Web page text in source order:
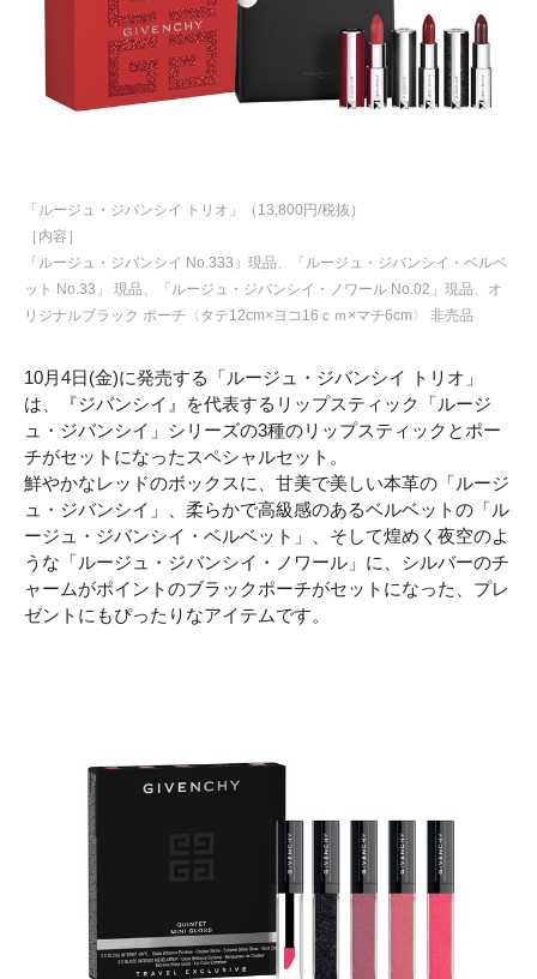
「ルージュ・ジバンシイ トリオ」（13,800円/税抜）
［内容］
「ルージュ・ジバンシイ No.333」現品、「ルージュ・ジバンシイ・ベルベ
ット No.33」 現品、「ルージュ・ジバンシイ・ノワール No.02」現品、オ
リジナルブラック ポーチ〈タテ12cm×ヨコ16ｃｍ×マチ6cm〉 非売品
10月4日(金)に発売する「ルージュ・ジバンシイ トリオ」
は、『ジバンシイ』を代表するリップスティック「ルージ
ュ・ジバンシイ」シリーズの3種のリップスティックとポー
チがセットになったスペシャルセット。
鮮やかなレッドのボックスに、甘美で美しい本革の「ルージ
ュ・ジバンシイ」、柔らかで高級感のあるベルベットの「ル
ージュ・ジバンシイ・ベルベット」、そして煌めく夜空のよ
うな「ルージュ・ジバンシイ・ノワール」に、シルバーのチ
ャームがポイントのブラックポーチがセットになった、プレ
ゼントにもぴったりなアイテムです。